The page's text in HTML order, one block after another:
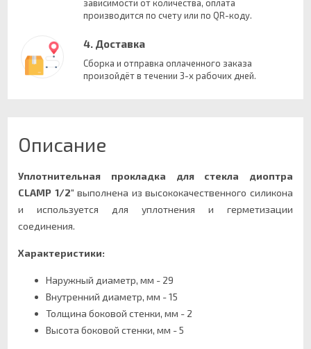
зависимости от количества, оплата
производится по счету или по QR-коду.
4. Доставка
Сборка и отправка оплаченного заказа
произойдёт в течении 3-х рабочих дней.
Описание
Уплотнительная прокладка для стекла диоптра
CLAMP 1/2" выполнена из высококачественного силикона
и используется для уплотнения и герметизации
соединения.
Характеристики:
Наружный диаметр, мм - 29
Внутренний диаметр, мм - 15
Толщина боковой стенки, мм - 2
Высота боковой стенки, мм - 5